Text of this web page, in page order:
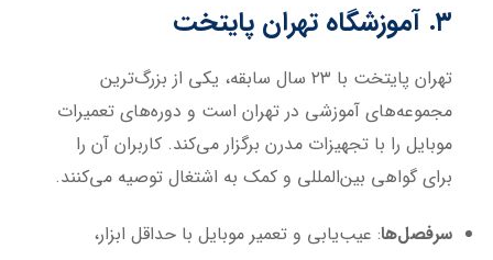
۳. آموزشگاه تهران پایتخت
تهران پایتخت با ۲۳ سال سابقه، یکی از بزرگ‌ترین
مجموعه‌های آموزشی در تهران است و دوره‌های تعمیرات
موبایل را با تجهیزات مدرن برگزار می‌کند. کاربران آن را
برای گواهی بین‌المللی و کمک به اشتغال توصیه می‌کنند.
سرفصل‌ها: عیب‌یابی و تعمیر موبایل با حداقل ابزار،